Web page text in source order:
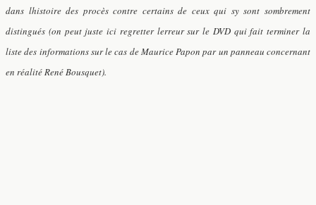
dans lhistoire des procès contre certains de ceux qui sy sont sombrement
distingués (on peut juste ici regretter lerreur sur le DVD qui fait terminer la
liste des informations sur le cas de Maurice Papon par un panneau concernant
en réalité René Bousquet).